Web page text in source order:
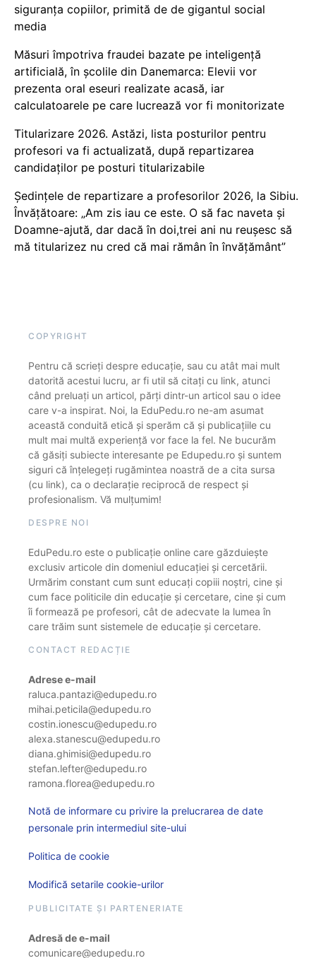
siguranța copiilor, primită de de gigantul social
media
Măsuri împotriva fraudei bazate pe inteligență
artificială, în școlile din Danemarca: Elevii vor
prezenta oral eseuri realizate acasă, iar
calculatoarele pe care lucrează vor fi monitorizate
Titularizare 2026. Astăzi, lista posturilor pentru
profesori va fi actualizată, după repartizarea
candidaților pe posturi titularizabile
Ședințele de repartizare a profesorilor 2026, la Sibiu.
Învățătoare: „Am zis iau ce este. O să fac naveta și
Doamne-ajută, dar dacă în doi,trei ani nu reușesc să
mă titularizez nu cred că mai rămân în învățământ”
COPYRIGHT
Pentru că scrieți despre educație, sau cu atât mai mult
datorită acestui lucru, ar fi util să citați cu link, atunci
când preluați un articol, părți dintr-un articol sau o idee
care v-a inspirat. Noi, la EduPedu.ro ne-am asumat
această conduită etică și sperăm că și publicațiile cu
mult mai multă experiență vor face la fel. Ne bucurăm
că găsiți subiecte interesante pe Edupedu.ro și suntem
siguri că înțelegeți rugămintea noastră de a cita sursa
(cu link), ca o declarație reciprocă de respect și
profesionalism. Vă mulțumim!
DESPRE NOI
EduPedu.ro este o publicație online care găzduiește
exclusiv articole din domeniul educației și cercetării.
Urmărim constant cum sunt educați copiii noștri, cine și
cum face politicile din educație și cercetare, cine și cum
îi formează pe profesori, cât de adecvate la lumea în
care trăim sunt sistemele de educație și cercetare.
CONTACT REDACȚIE
Adrese e-mail
raluca.pantazi@edupedu.ro
mihai.peticila@edupedu.ro
costin.ionescu@edupedu.ro
alexa.stanescu@edupedu.ro
diana.ghimisi@edupedu.ro
stefan.lefter@edupedu.ro
ramona.florea@edupedu.ro
Notă de informare cu privire la prelucrarea de date
personale prin intermediul site-ului
Politica de cookie
Modifică setarile cookie-urilor
PUBLICITATE ȘI PARTENERIATE
Adresă de e-mail
comunicare@edupedu.ro